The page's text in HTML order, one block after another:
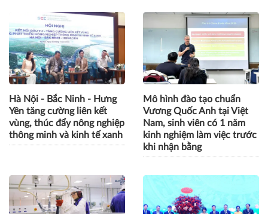
Hà Nội - Bắc Ninh - Hưng
Yên tăng cường liên kết
vùng, thúc đẩy nông nghiệp
thông minh và kinh tế xanh
Mô hình đào tạo chuẩn
Vương Quốc Anh tại Việt
Nam, sinh viên có 1 năm
kinh nghiệm làm việc trước
khi nhận bằng